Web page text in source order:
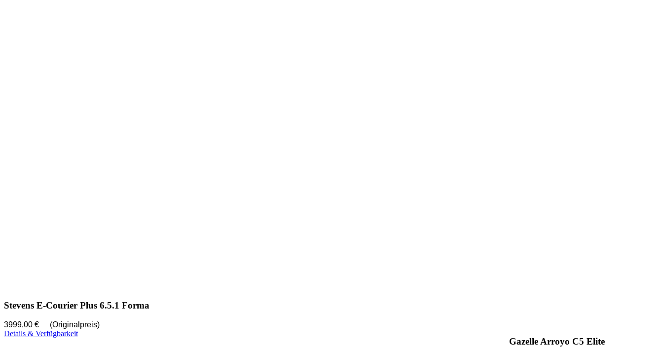
Stevens E-Courier Plus 6.5.1 Forma
3999,00 €
(Originalpreis)
Details & Verfügbarkeit
Gazelle Arroyo C5 Elite